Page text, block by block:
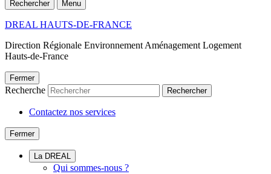
Rechercher Menu
DREAL HAUTS-DE-FRANCE
Direction Régionale Environnement Aménagement Logement
Hauts-de-France
Fermer
Recherche Rechercher
Contactez nos services
Fermer
La DREAL
Qui sommes-nous ?